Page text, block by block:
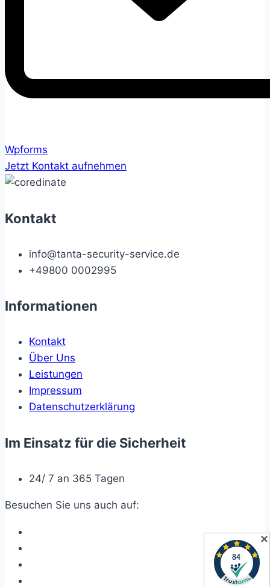
Wpforms
Jetzt Kontakt aufnehmen
Kontakt
info@tanta-security-service.de
+49800 0002995
Informationen
Kontakt
Über Uns
Leistungen
Impressum
Datenschutzerklärung
Im Einsatz für die Sicherheit
24/ 7 an 365 Tagen
Besuchen Sie uns auch auf:
✕